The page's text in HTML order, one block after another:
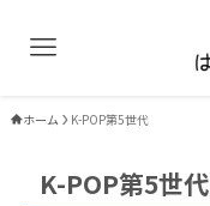
ホーム K-POP第5世代
K-POP第5世代